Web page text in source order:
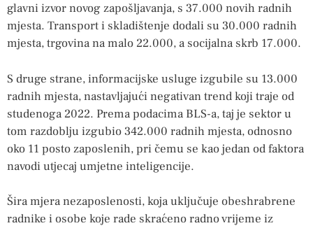
glavni izvor novog zapošljavanja, s 37.000 novih radnih
mjesta. Transport i skladištenje dodali su 30.000 radnih
mjesta, trgovina na malo 22.000, a socijalna skrb 17.000.
S druge strane, informacijske usluge izgubile su 13.000
radnih mjesta, nastavljajući negativan trend koji traje od
studenoga 2022. Prema podacima BLS-a, taj je sektor u
tom razdoblju izgubio 342.000 radnih mjesta, odnosno
oko 11 posto zaposlenih, pri čemu se kao jedan od faktora
navodi utjecaj umjetne inteligencije.
Šira mjera nezaposlenosti, koja uključuje obeshrabrene
radnike i osobe koje rade skraćeno radno vrijeme iz